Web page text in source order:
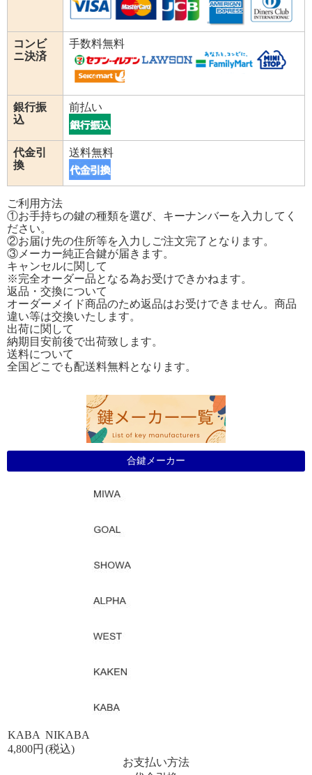
コンビ
ニ決済
手数料無料
銀行振
込
前払い
代金引
換
送料無料
ご利用方法
①お手持ちの鍵の種類を選び、キーナンバーを入力してく
ださい。
②お届け先の住所等を入力しご注文完了となります。
③メーカー純正合鍵が届きます。
キャンセルに関して
※完全オーダー品となる為お受けできかねます。
返品・交換について
オーダーメイド商品のため返品はお受けできません。商品
違い等は交換いたします。
出荷に関して
納期目安前後で出荷致します。
送料について
全国どこでも配送料無料となります。
合鍵メーカー
KABA NIKABA
4,800円 (税込)
お支払い方法